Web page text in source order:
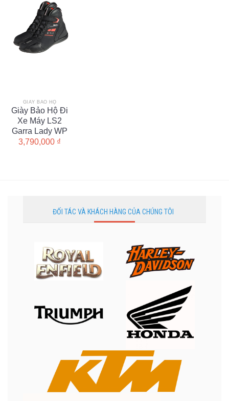
GIÀY BẢO HỘ
Giày Bảo Hộ Đi
Xe Máy LS2
Garra Lady WP
3,790,000 ₫
ĐỐI TÁC VÀ KHÁCH HÀNG CỦA CHÚNG TÔI